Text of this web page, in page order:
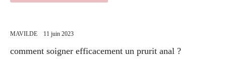
MAVILDE 11 juin 2023
comment soigner efficacement un prurit anal ?